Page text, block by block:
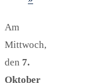
Am
Mittwoch,
den 7.
Oktober